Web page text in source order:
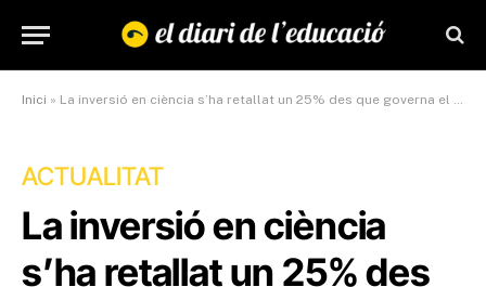
Inici » La inversió en ciència s’ha retallat un 25% des que governa el Partit Popular
ACTUALITAT
La inversió en ciència
s’ha retallat un 25% des